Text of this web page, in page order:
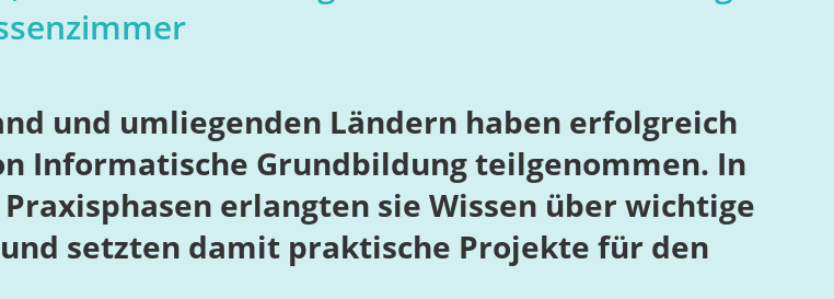
und umliegenden Ländern haben erfolgreich
Informatische Grundbildung teilgenommen. In
erlangten sie Wissen über wichtige
setzten damit praktische Projekte für den